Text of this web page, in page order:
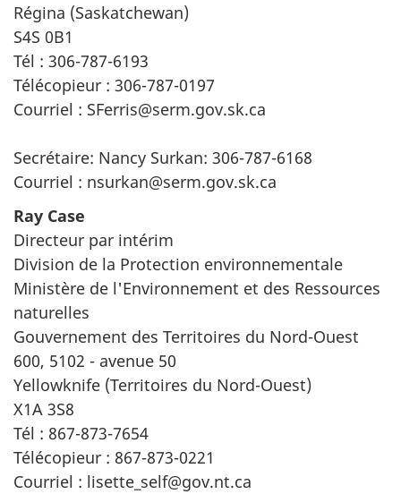
Régina (Saskatchewan)
S4S 0B1
Tél : 306-787-6193
Télécopieur : 306-787-0197
Courriel : SFerris@serm.gov.sk.ca
Secrétaire: Nancy Surkan: 306-787-6168
Courriel : nsurkan@serm.gov.sk.ca
Ray Case
Directeur par intérim
Division de la Protection environnementale
Ministère de l'Environnement et des Ressources
naturelles
Gouvernement des Territoires du Nord-Ouest
600, 5102 - avenue 50
Yellowknife (Territoires du Nord-Ouest)
X1A 3S8
Tél : 867-873-7654
Télécopieur : 867-873-0221
Courriel : lisette_self@gov.nt.ca